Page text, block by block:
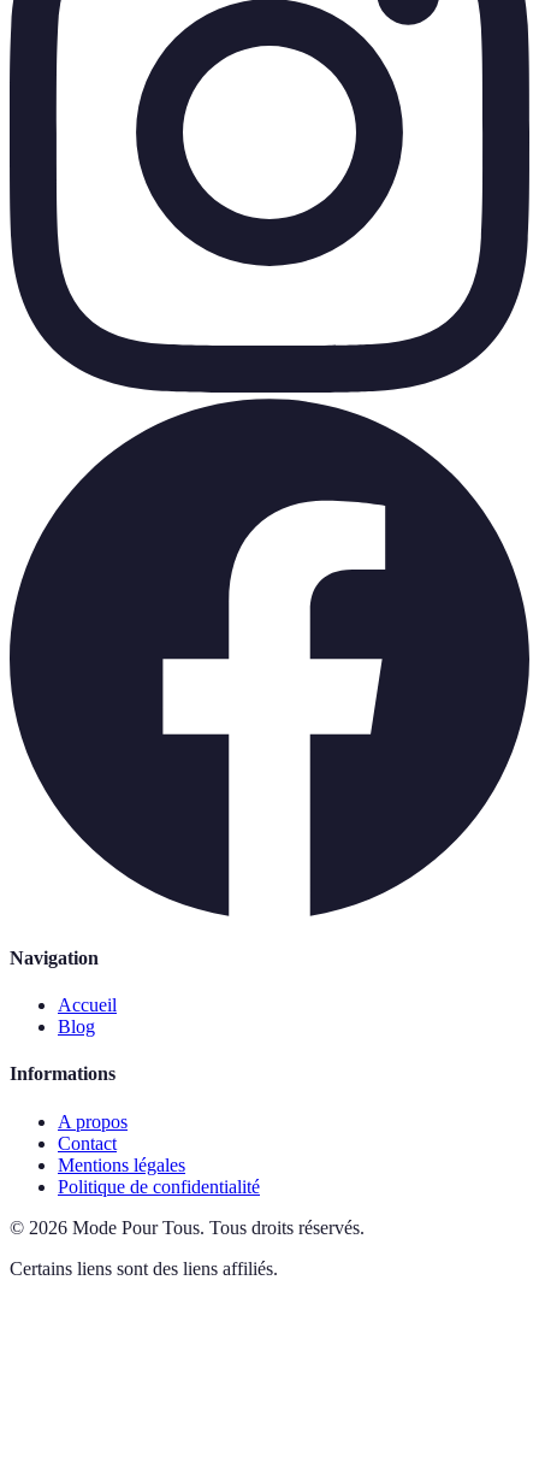
Navigation
Accueil
Blog
Informations
A propos
Contact
Mentions légales
Politique de confidentialité
© 2026 Mode Pour Tous. Tous droits réservés.
Certains liens sont des liens affiliés.